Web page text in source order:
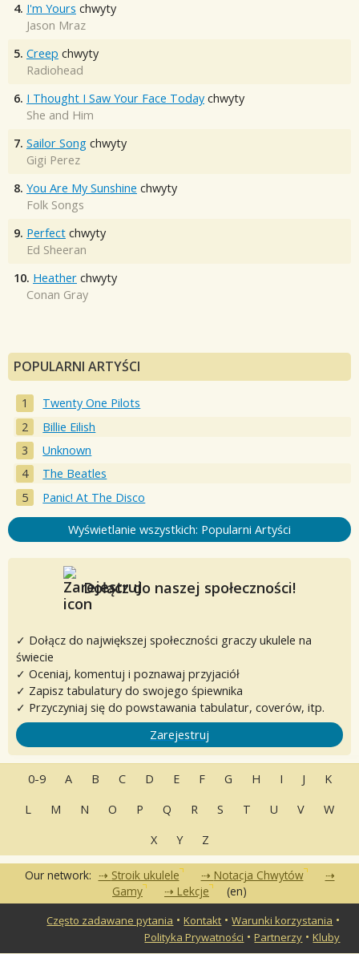
4. I'm Yours chwyty
Jason Mraz
5. Creep chwyty
Radiohead
6. I Thought I Saw Your Face Today chwyty
She and Him
7. Sailor Song chwyty
Gigi Perez
8. You Are My Sunshine chwyty
Folk Songs
9. Perfect chwyty
Ed Sheeran
10. Heather chwyty
Conan Gray
POPULARNI ARTYŚCI
Twenty One Pilots
Billie Eilish
Unknown
The Beatles
Panic! At The Disco
Wyświetlanie wszystkich: Popularni Artyści
Dołącz do naszej społeczności!
✓ Dołącz do największej społeczności graczy ukulele na
świecie
✓ Oceniaj, komentuj i poznawaj przyjaciół
✓ Zapisz tabulatury do swojego śpiewnika
✓ Przyczyniaj się do powstawania tabulatur, coverów, itp.
Zarejestruj
0-9 A B C D E F G H I J
K
L
M N O P Q R S T U V
W
X
Y Z
Our network: Stroik ukulele
Notacja Chwytów
Gamy
Lekcje (en)
Często zadawane pytania •Kontakt •Warunki korzystania •
Polityka Prywatności •Partnerzy •Kluby